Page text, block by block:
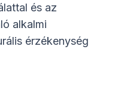
és az
alkalmi
érzékenység